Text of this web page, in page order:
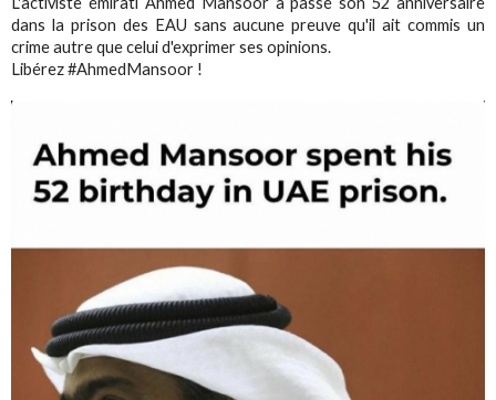
dans la prison des EAU sans aucune preuve qu'il ait commis un
crime autre que celui d'exprimer ses opinions.
Libérez #AhmedMansoor !